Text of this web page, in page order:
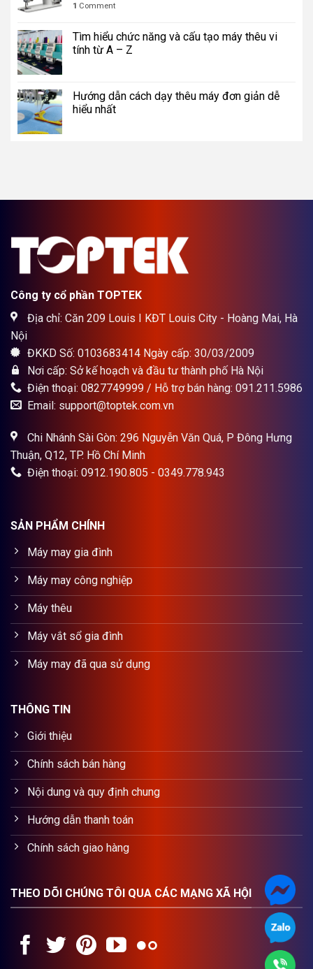
1 Comment
Tìm hiểu chức năng và cấu tạo máy thêu vi
tính từ A – Z
Hướng dẫn cách dạy thêu máy đơn giản dễ
hiểu nhất
Công ty cổ phần TOPTEK
Địa chỉ: Căn 209 Louis I KĐT Louis City - Hoàng Mai, Hà
Nội
ĐKKD Số: 0103683414 Ngày cấp: 30/03/2009
Nơi cấp: Sở kế hoạch và đầu tư thành phố Hà Nội
Điện thoại: 0827749999 / Hỗ trợ bán hàng: 091.211.5986
Email: support@toptek.com.vn
Chi Nhánh Sài Gòn: 296 Nguyễn Văn Quá, P Đông Hưng
Thuận, Q12, TP. Hồ Chí Minh
Điện thoại: 0912.190.805 - 0349.778.943
SẢN PHẨM CHÍNH
Máy may gia đình
Máy may công nghiệp
Máy thêu
Máy vắt sổ gia đình
Máy may đã qua sử dụng
THÔNG TIN
Giới thiệu
Chính sách bán hàng
Nội dung và quy định chung
Hướng dẫn thanh toán
Chính sách giao hàng
THEO DÕI CHÚNG TÔI QUA CÁC MẠNG XÃ HỘI